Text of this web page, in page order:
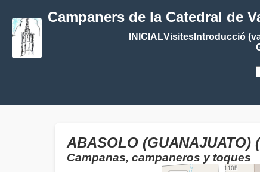
Campaners de la Catedral de
INICIALVisitesIntroducció
ABASOLO (GUANAJUATO)
Campanas, campaneros y toques